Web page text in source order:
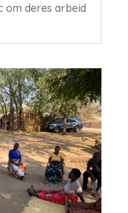
om deres arbeid